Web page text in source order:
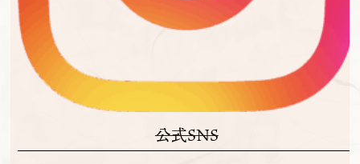
公式SNS